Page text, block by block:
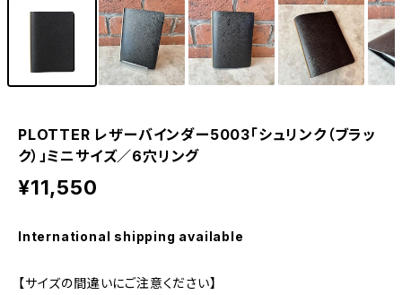
PLOTTER レザーバインダー5003「シュリンク（ブラッ
ク）」ミニサイズ／6穴リング
¥11,550
International shipping available
【サイズの間違いにご注意ください】